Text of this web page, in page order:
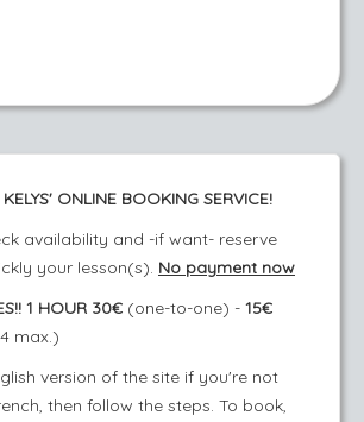
ONLINE BOOKING SERVICE!
availability and -if want- reserve
your lesson(s). No payment now
1 HOUR 30€ (one-to-one) - 15€
max.)
version of the site if you're not
then follow the steps. To book,